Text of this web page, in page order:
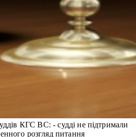
КГС ВС: - судді не підтримали
розгляд питання